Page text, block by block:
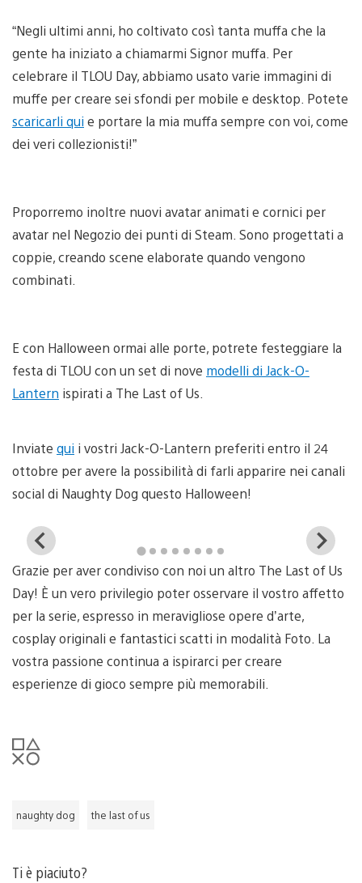
“Negli ultimi anni, ho coltivato così tanta muffa che la
gente ha iniziato a chiamarmi Signor muffa. Per
celebrare il TLOU Day, abbiamo usato varie immagini di
muffe per creare sei sfondi per mobile e desktop. Potete
scaricarli quie portare la mia muffa sempre con voi, come
dei veri collezionisti!”
Proporremo inoltre nuovi avatar animati e cornici per
avatar nel Negozio dei punti di Steam. Sono progettati a
coppie, creando scene elaborate quando vengono
combinati.
E con Halloween ormai alle porte, potrete festeggiare la
festa di TLOU con un set di nove modelli di Jack-O-
Lantern ispirati a The Last of Us.
Inviate qui i vostri Jack-O-Lantern preferiti entro il 24
ottobre per avere la possibilità di farli apparire nei canali
social di Naughty Dog questo Halloween!
View
and
download
image
Grazie per aver condiviso con noi un altro The Last of Us
Day! È un vero privilegio poter osservare il vostro affetto
per la serie, espresso in meravigliose opere d’arte,
cosplay originali e fantastici scatti in modalità Foto. La
vostra passione continua a ispirarci per creare
esperienze di gioco sempre più memorabili.
naughty dog the last of us
Ti è piaciuto?